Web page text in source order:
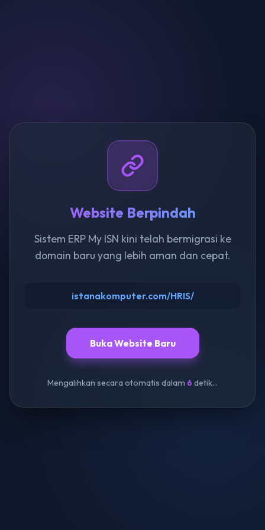
Website Berpindah
Sistem ERP My ISN kini telah bermigrasi ke
domain baru yang lebih aman dan cepat.
istanakomputer.com/HRIS/
Buka Website Baru
Mengalihkan secara otomatis dalam 6 detik...